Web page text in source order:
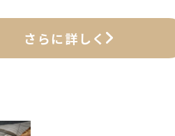
さらに詳しく